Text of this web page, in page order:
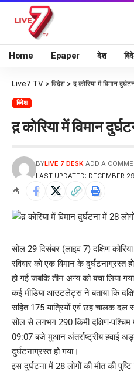
Home Epaper देश
Live7 TV > विदेश > द़ कोरिया में विमान
विदेश
द़ कोरिया में विमान
LAST UPDATED: DECEMBER
BYLIVE 7 DESK ADD A
सोल 29 दिसंबर (लाइव 7) दक्षिण
रविवार को एक विमान के
हो गई जबकि तीन अन्य को बचा लिया
कई मीडिया आउटलेट्स ने बताया कि
सहित 175 यात्रियों एवं छह चालक दल
सोल से लगभग 290 किमी दक्षिण-
09:07 बजे मुआन अंतर्राष्ट्रीय हवाई
दुर्घटनाग्रस्त हो गया।
इस दुर्घटना में 28 लोगों की मौत की